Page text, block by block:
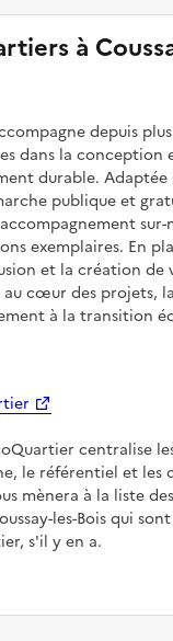
à
depuis
dans la conception
durable. Adaptée
publique et
sur-
exemplaires. En
et la création de
cœur des projets,
à la transition
centralise
le référentiel et les
mènera à la liste
les-Bois qui
s'il y en a.